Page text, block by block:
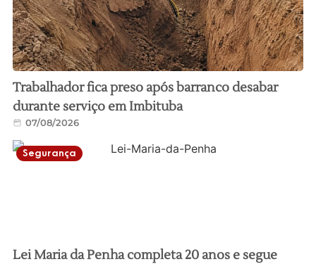
Trabalhador fica preso após barranco desabar
durante serviço em Imbituba
07/08/2026
Segurança
Lei Maria da Penha completa 20 anos e segue